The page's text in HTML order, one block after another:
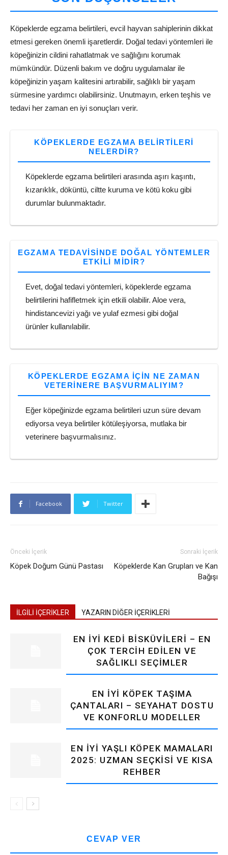
Köpeklerde egzama belirtileri, evcil hayvan sahiplerinin dikkat
etmesi gereken önemli işaretlerdir. Doğal tedavi yöntemleri ile
köpeğinizin cildini rahatlatmak ve sağlığını korumak
mümkündür. Düzenli bakım ve doğru uygulamalar ile
köpeğinizin yaşam kalitesini artırabilir, sağlıklı bir yaşam
sürmesine yardımcı olabilirsiniz. Unutmayın, erken teşhis ve
tedavi her zaman en iyi sonuçları verir.
KÖPEKLERDE EGZAMA BELIRTILERI
NELERDIR?
Köpeklerde egzama belirtileri arasında aşırı kaşıntı,
kızarıklık, döküntü, ciltte kuruma ve kötü koku gibi
durumlar bulunmaktadır.
EGZAMA TEDAVISINDE DOĞAL YÖNTEMLER
ETKILI MIDIR?
Evet, doğal tedavi yöntemleri, köpeklerde egzama
belirtilerini hafifletmek için etkili olabilir. Aloe vera,
hindistancevizi yağı ve yulaf ezmesi gibi doğal
ürünler kullanılabilir.
KÖPEKLERDE EGZAMA IÇIN NE ZAMAN
VETERINERE BAŞVURMALIYIM?
Eğer köpeğinizde egzama belirtileri uzun süre devam
ediyorsa veya belirtiler kötüleşiyorsa, mutlaka bir
veterinere başvurmalısınız.
Facebook Twitter
Önceki İçerik
Köpek Doğum Günü Pastası
Sonraki İçerik
Köpeklerde Kan Grupları ve Kan
Bağışı
İLGİLİ İÇERİKLER YAZARIN DİĞER İÇERİKLERİ
EN İYI KEDI BISKÜVILERI – EN
ÇOK TERCIH EDILEN VE
SAĞLIKLI SEÇIMLER
EN İYI KÖPEK TAŞIMA
ÇANTALARI – SEYAHAT DOSTU
VE KONFORLU MODELLER
EN İYI YAŞLI KÖPEK MAMALARI
2025: UZMAN SEÇKISI VE KISA
REHBER
CEVAP VER